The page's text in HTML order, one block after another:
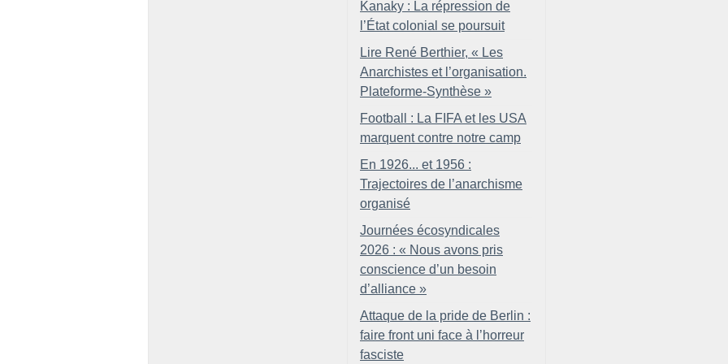
Kanaky : La répression de
l’État colonial se poursuit
Lire René Berthier, « Les
Anarchistes et l’organisation.
Plateforme-Synthèse »
Football : La FIFA et les USA
marquent contre notre camp
En 1926... et 1956 :
Trajectoires de l’anarchisme
organisé
Journées écosyndicales
2026 : « Nous avons pris
conscience d’un besoin
d’alliance »
Attaque de la pride de Berlin :
faire front uni face à l’horreur
fasciste